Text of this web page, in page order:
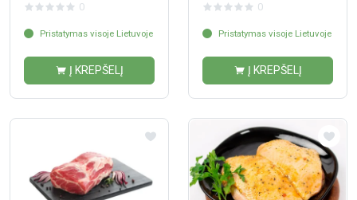
0
Pristatymas visoje Lietuvoje
Į KREPŠELĮ
0
Pristatymas visoje Lietuvoje
Į KREPŠELĮ